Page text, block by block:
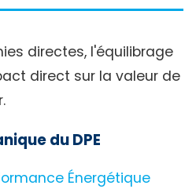
directes, l'équilibrage
direct sur la valeur de
du DPE
Énergétique